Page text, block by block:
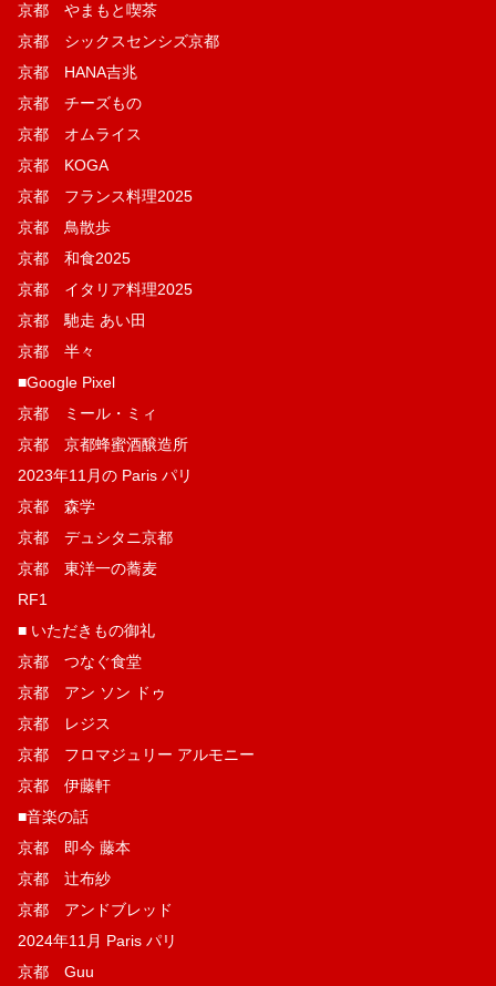
京都 やまもと喫茶
京都 シックスセンシズ京都
京都 HANA吉兆
京都 チーズもの
京都 オムライス
京都 KOGA
京都 フランス料理2025
京都 鳥散歩
京都 和食2025
京都 イタリア料理2025
京都 馳走 あい田
京都 半々
■Google Pixel
京都 ミール・ミィ
京都 京都蜂蜜酒醸造所
2023年11月の Paris パリ
京都 森学
京都 デュシタニ京都
京都 東洋一の蕎麦
RF1
■ いただきもの御礼
京都 つなぐ食堂
京都 アン ソン ドゥ
京都 レジス
京都 フロマジュリー アルモニー
京都 伊藤軒
■音楽の話
京都 即今 藤本
京都 辻布紗
京都 アンドブレッド
2024年11月 Paris パリ
京都 Guu